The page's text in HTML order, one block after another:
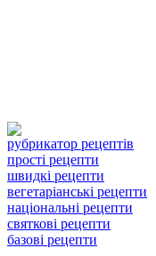
рубрикатор рецептів
прості рецепти
швидкі рецепти
вегетаріанські рецепти
національні рецепти
святкові рецепти
базові рецепти